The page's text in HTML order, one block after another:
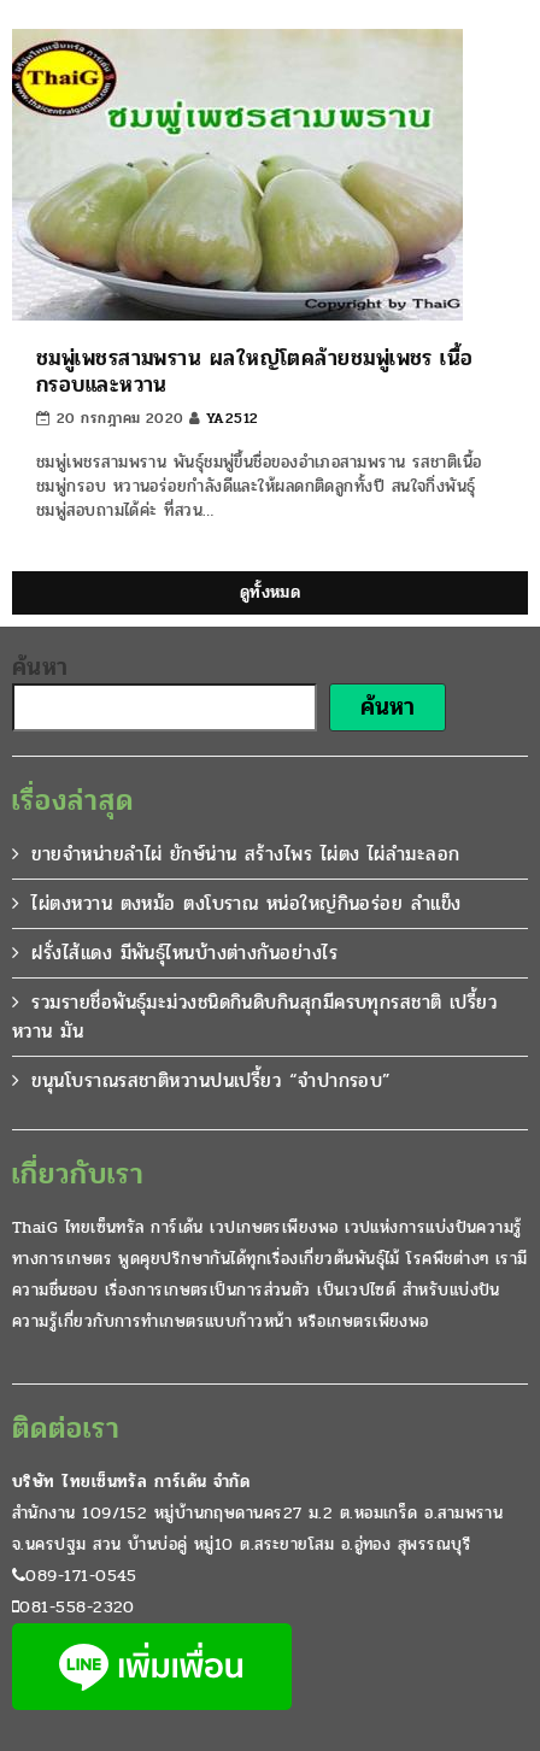
ชมพู่เพชรสามพราน ผลใหญ่โตคล้ายชมพู่เพชร เนื้อ
กรอบและหวาน
20 กรกฎาคม 2020 YA2512
ชมพู่เพชรสามพราน พันธุ์ชมพู่ขึ้นชื่อของอำเภอสามพราน รสชาติเนื้อ
ชมพู่กรอบ หวานอร่อยกำลังดีและให้ผลดกติดลูกทั้งปี สนใจกิ่งพันธุ์
ชมพู่สอบถามได้ค่ะ ที่สวน…
ดูทั้งหมด
ค้นหา
ค้นหา
เรื่องล่าสุด
ขายจำหน่ายลำไผ่ ยักษ์น่าน สร้างไพร ไผ่ตง ไผ่ลำมะลอก
ไผ่ตงหวาน ตงหม้อ ตงโบราณ หน่อใหญ่กินอร่อย ลำแข็ง
ฝรั่งไส้แดง มีพันธุ์ไหนบ้างต่างกันอย่างไร
รวมรายชื่อพันธุ์มะม่วงชนิดกินดิบกินสุกมีครบทุกรสชาติ เปรี้ยว
หวาน มัน
ขนุนโบราณรสชาติหวานปนเปรี้ยว “จำปากรอบ”
เกี่ยวกับเรา
ThaiG ไทยเซ็นทรัล การ์เด้น เวปเกษตรเพียงพอ เวปแห่งการแบ่งปันความรู้
ทางการเกษตร พูดคุยปรึกษากันได้ทุกเรื่องเกี่ยวต้นพันธุ์ไม้ โรคพืชต่างๆ เรามี
ความชื่นชอบ เรื่องการเกษตรเป็นการส่วนตัว เป็นเวปไซต์ สำหรับแบ่งปัน
ความรู้เกี่ยวกับการทำเกษตรแบบก้าวหน้า หรือเกษตรเพียงพอ
ติดต่อเรา
บริษัท ไทยเซ็นทรัล การ์เด้น จำกัด
สำนักงาน 109/152 หมู่บ้านกฤษดานคร27 ม.2 ต.หอมเกร็ด อ.สามพราน
จ.นครปฐม สวน บ้านบ่อคู่ หมู่10 ต.สระยายโสม อ.อู่ทอง สุพรรณบุรี
089-171-0545
081-558-2320